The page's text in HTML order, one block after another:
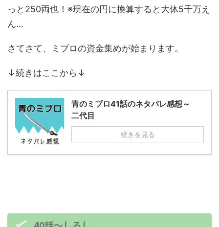
っと250両也！※現在の円に換算すると大体5千万え
ん…
さてさて、ミブロの資金集めが始まります。
↓続きはここから↓
青のミブロ41話のネタバレ感想～
二代目
続きを見る